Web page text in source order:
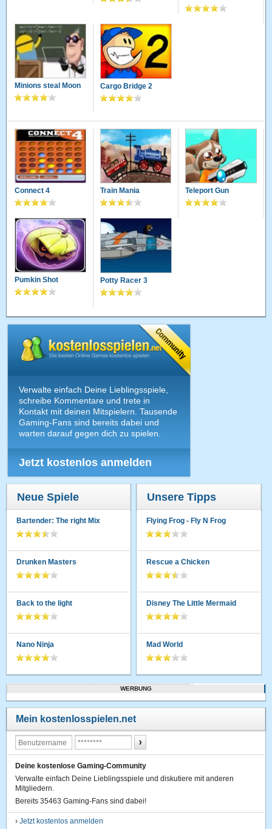
Minions steal Moon Cargo Bridge 2
Connect 4 Train Mania Teleport Gun
Pumkin Shot Potty Racer 3
Verwalte einfach Deine Lieblingsspiele,
schreibe Kommentare und trete in
Kontakt mit deinen Mitspielern. Tausende
Gaming-Fans sind bereits dabei und
warten darauf gegen dich zu spielen.
Jetzt kostenlos anmelden
Neue Spiele
Bartender: The right Mix
Drunken Masters
Back to the light
Nano Ninja
Unsere Tipps
Flying Frog - Fly N Frog
Rescue a Chicken
Disney The Little Mermaid
Mad World
WERBUNG
Mein kostenlosspielen.net
Deine kostenlose Gaming-Community
Verwalte einfach Deine Lieblingsspiele und diskutiere mit anderen
Mitgliedern.
Bereits 35463 Gaming-Fans sind dabei!
›Jetzt kostenlos anmelden